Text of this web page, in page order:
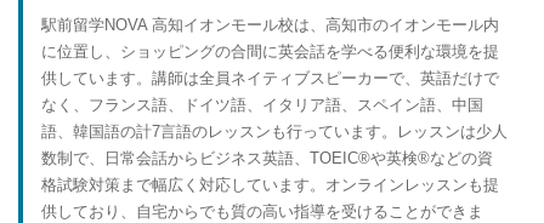
駅前留学NOVA 高知イオンモール校は、高知市のイオンモール内
に位置し、ショッピングの合間に英会話を学べる便利な環境を提
供しています。講師は全員ネイティブスピーカーで、英語だけで
なく、フランス語、ドイツ語、イタリア語、スペイン語、中国
語、韓国語の計7言語のレッスンも行っています。レッスンは少人
数制で、日常会話からビジネス英語、TOEIC®や英検®などの資
格試験対策まで幅広く対応しています。オンラインレッスンも提
供しており、自宅からでも質の高い指導を受けることができま